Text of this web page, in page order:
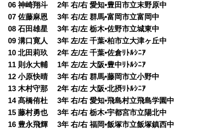
06 神崎翔斗 2年 右/右 愛知•豊田市立末野原中
07 佐藤麻恩 3年 右/左 群馬•富岡市立富岡中
08 石田雄星 3年 右/左 栃木•佐野市立城東中
09 溝口寛人 3年 左/左 千葉•柏市立大津ヶ丘中
10 北田莉玖 2年 左/左 千葉•佐倉ﾘﾄﾙｼﾆｱ
11 則永大輔 1年 左/左 大阪•豊中ﾘﾄﾙｼﾆｱ
12 小原快晴 3年 右/右 群馬•藤岡市立小野中
13 木村守那 2年 右/左 大阪•北摂ﾘﾄﾙｼﾆｱ
14 髙橋侑杜 3年 右/右 愛知•飛島村立飛島学園中
15 藤村勇也 3年 右/右 栃木•宇都宮市立陽北中
16 豊永飛輝 3年 右/右 福岡•飯塚市立飯塚鎮西中